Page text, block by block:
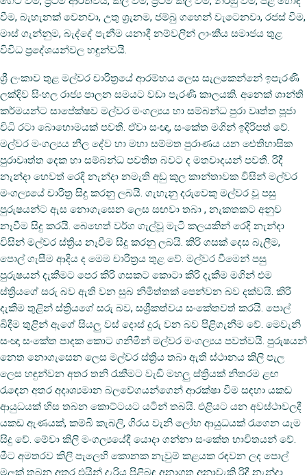
වීම, බැහැනක්‌ වෙනවා, උතු ශ්‍රැනම, ජම්බු ගහෙන් වැටෙනවා, රජස්‌ වීම,
මාස්‌ ගැන්නුම, බැද්දේ පැනීම යනාදී නම්වලින් ලාංකීය සමාජය තුළ
විවිධ ප්‍රදේශයන්වල හඳුන්වයි.
ශ්‍රී ලංකාව තුළ මල්වර චාරිත්‍රයේ ආරම්භය ලෙස සැලකෙන්නේ ඉපැරණි
ලක්‌දිව සිංහල රාජ්‍ය පාලන සමයට වඩා පැරණි කාලයකි. අනෙක්‌ ශාන්ති
කර්මයන්ට සාපේක්‌ෂව මල්වර මංගල්‍යය හා සම්බන්ධ පුරා වෘත්ත පූජා
විධි රටා බොහොමයක්‌ පවතී. ඒවා සංඥා, සංකේත මගින් ඉදිරිපත් වේ.
මල්වර මංගල්‍යය නීල දේව හා මහා සම්මත පුරාණය යන ඓතිහාසික
පුරාවෘත්ත දෙක හා සම්බන්ධ පවතිත බවට ද මතවාදයන් පවතී. රිදී
නැන්දා හෙවත් රෙදි නැන්දා නමැති අඩු කුල කාන්තාවක විසින් මල්වර
මංගල්‍යයේ චාරිත්‍ර සිදු කරනු ලබයි. ගැහැනු දරුවෙකු මල්වර වූ පසු
පුරුෂයන්ට ඇස නොගැසෙන ලෙස සඟවා තබා , නැකතකට අනුව
නෑවීම සිදු කරයි. බෙහෙත් වර්ග ගැල්වූ මැටි කලයකින් රෙදි නැන්දා
විසින් මල්වර ස්‌ත්‍රිය නෑවීම සිදු කරනු ලබයි. කිරි ගසක්‌ දෙස බැලීම,
පොල් ගැසීම ආදිය ද මෙම චාරිත්‍රය තුළ වේ. මල්වර වීමෙන් පසු
පුරුෂයන් දැකීමට පෙර කිරි ගසකට කොටා කිරි දැකීම මගින් එම
ස්‌ත්‍රියගේ සරු බව ඇති වන සුබ නිමිත්තක්‌ පෙන්වන බව දක්‌වයි. කිරි
දැකීම තුළින් ස්‌ත්‍රියගේ සරු බව, සශ්‍රීකත්වය සංකේතවත් කරයි. පොල්
බිදීම තුළින් ඇගේ සියලු වස්‌ දොස්‌ දුරු වන බව පිළිගැනීම වේ. මෙවැනි
සංඥා සංකේත පාදක කොට ගනිමින් මල්වර මංගල්‍යය පවත්වයි. පුරුෂයන්
නෙත නොගැසෙන ලෙස මල්වර ස්‌ත්‍රිය තබා ඇති ස්‌ථානය කිලි පැල
ලෙස හඳුන්වන අතර තනි රැකීමට වැඩි මහලු ස්‌ත්‍රියක්‌ නිතරම ළඟ
රැඳෙන අතර අදෘශ්‍යමාන බලවේගයන්ගෙන් ආරක්‌ෂා වීම සඳහා යකඩ
ආයුධයක්‌ හිස තබන කොට්‌ටයට යටින් තබයි. එළියට යන අවස්‌ථාවලදී
යකඩ ඇණයක්‌, කම්බි කැබලි, ගිරය වැනි ලෝහ ආයුධයක්‌ රැගෙන යැම
සිදු වේ. මේවා කිලි මංගල්‍යයේදී යොදා ගන්නා සංකේත භාවිතයන් වේ.
මීට අමතරව කිලි පැලෙහි කොනක නැවුම් කළයක රඳවන ලද පොල්
මලක්‌ තබන අතර එයින් දැරිය පිළිබඳ අනාගත අනාවැකි රිදී නැන්දා